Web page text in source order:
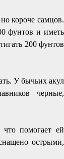
короче самцов.
фунтов и иметь
200 фунтов
У бычьих акул
черные,
помогает ей
острыми,